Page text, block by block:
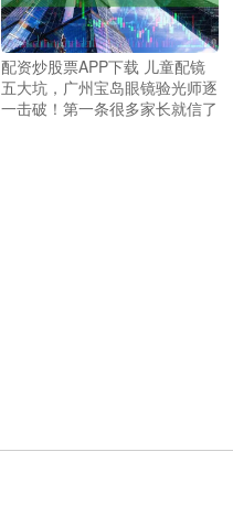
配资炒股票APP下载 儿童配镜
五大坑，广州宝岛眼镜验光师逐
一击破！第一条很多家长就信了